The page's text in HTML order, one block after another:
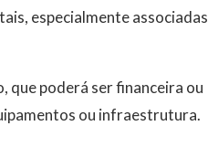
especialmente associadas
poderá ser financeira ou
ou infraestrutura.